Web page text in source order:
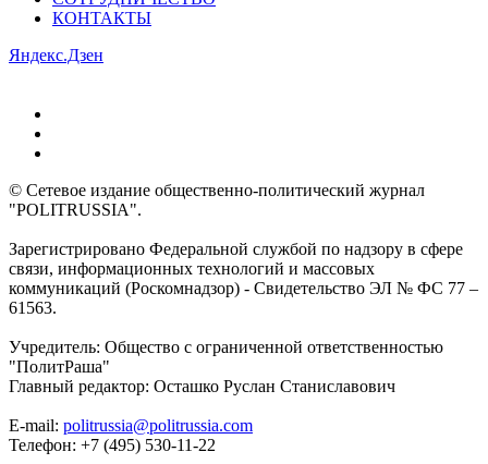
КОНТАКТЫ
Яндекс.Дзен
© Сетевое издание общественно-политический журнал
"POLITRUSSIA".
Зарегистрировано Федеральной службой по надзору в сфере
связи, информационных технологий и массовых
коммуникаций (Роскомнадзор) - Свидетельство ЭЛ № ФС 77 –
61563.
Учредитель: Общество с ограниченной ответственностью
"ПолитРаша"
Главный редактор: Осташко Руслан Станиславович
E-mail: politrussia@politrussia.com
Телефон: +7 (495) 530-11-22